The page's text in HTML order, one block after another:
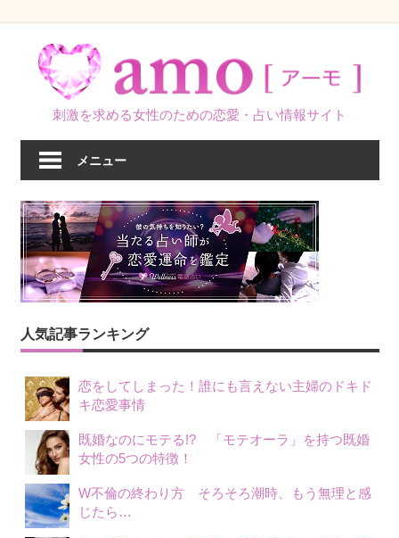
刺激を求める女性のための恋愛・占い情報サイト
メニュー
人気記事ランキング
恋をしてしまった！誰にも言えない主婦のドキド
キ恋愛事情
既婚なのにモテる!? 「モテオーラ」を持つ既婚
女性の5つの特徴！
W不倫の終わり方 そろそろ潮時、もう無理と感
じたら…